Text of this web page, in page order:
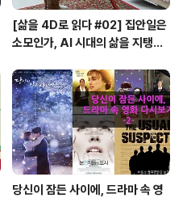
[삶을 4D로 읽다 #02] 집안일은
소모인가, AI 시대의 삶을 지탱하
당신이 잠든 사이에, 드라마 속 영